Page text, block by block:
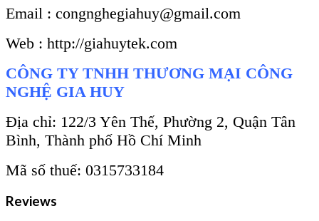
Email : congnghegiahuy@gmail.com
Web : http://giahuytek.com
CÔNG TY TNHH THƯƠNG MẠI CÔNG
NGHỆ GIA HUY
Địa chỉ: 122/3 Yên Thế, Phường 2, Quận Tân
Bình, Thành phố Hồ Chí Minh
Mã số thuế: 0315733184
Reviews